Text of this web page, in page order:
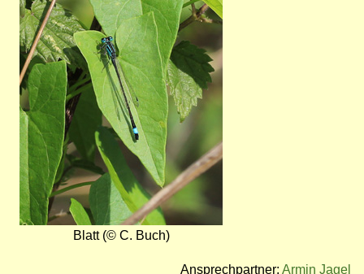
Blatt (© C. Buch)
Ansprechpartner: Armin Jagel